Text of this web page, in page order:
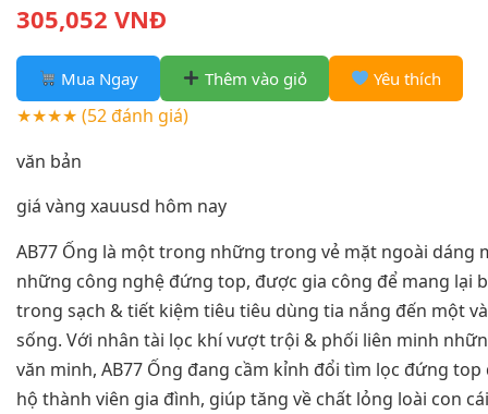
305,052 VNĐ
Mua Ngay Thêm vào giỏ Yêu thích
★★★★ (52 đánh giá)
văn bản
giá vàng xauusd hôm nay
AB77 Ống là một trong những trong vẻ mặt ngoài dáng
những công nghệ đứng top, được gia công để mang lại
trong sạch & tiết kiệm tiêu tiêu dùng tia nắng đến một
sống. Với nhân tài lọc khí vượt trội & phối liên minh
văn minh, AB77 Ống đang cầm kỉnh đổi tìm lọc đứng
hộ thành viên gia đình, giúp tăng về chất lỏng loài con